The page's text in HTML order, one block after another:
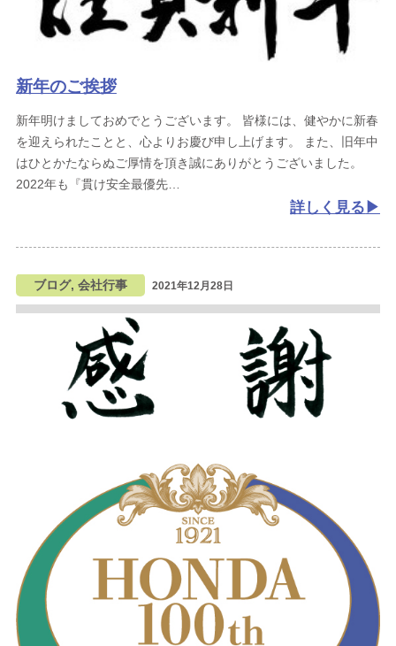
新年のご挨拶
新年明けましておめでとうございます。
皆様には、健やかに新春
を迎えられたことと、心よりお慶び申し上げます。
また、旧年中
はひとかたならぬご厚情を頂き誠にありがとうございました。
2022年も『貫け安全最優先
詳しく見る
ブログ, 会社行事 2021年12月28日